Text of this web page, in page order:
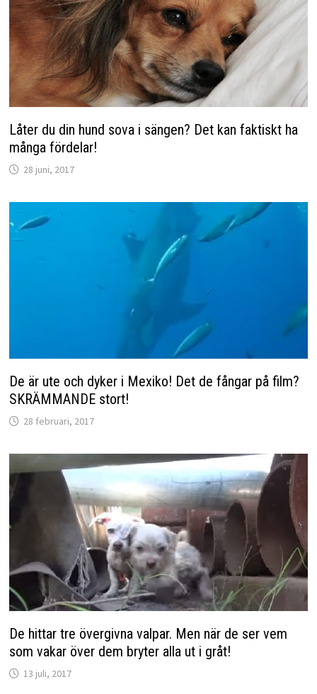
Låter du din hund sova i sängen? Det kan faktiskt ha
många fördelar!
28 juni, 2017
De är ute och dyker i Mexiko! Det de fångar på film?
SKRÄMMANDE stort!
28 februari, 2017
De hittar tre övergivna valpar. Men när de ser vem
som vakar över dem bryter alla ut i gråt!
13 juli, 2017